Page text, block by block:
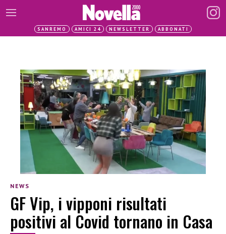
SANREMO AMICI 24 NEWSLETTER ABBONATI
NEWS
GF Vip, i vipponi risultati
positivi al Covid tornano in Casa